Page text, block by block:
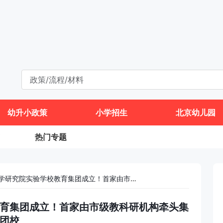
幼升小政策 小学招生 北京幼儿园
热门专题
海淀区北京教育科学研究院实验学校教育集团成立！首家由市级教科研机构牵头集团校
集团成立！首家由市级教科研机构牵头集
团校